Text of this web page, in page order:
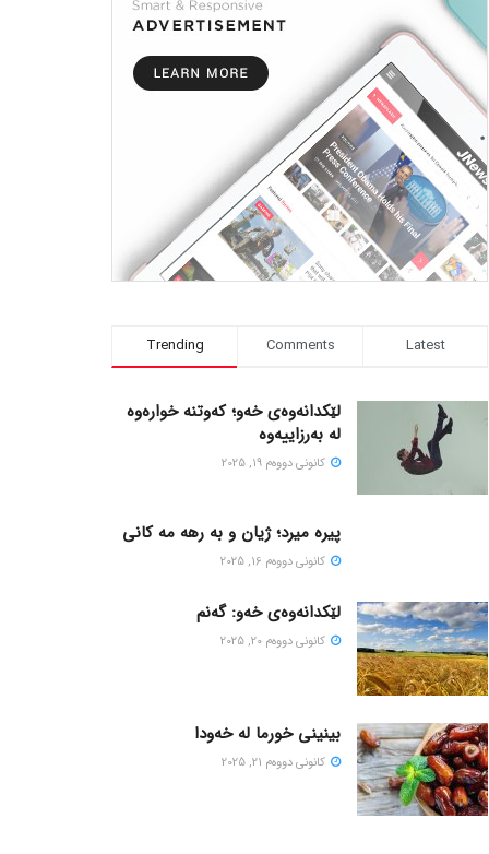
Trending Comments Latest
لێکدانەوەی خەو؛ کەوتنە خوارەوە
لە بەرزاییەوە
كانونی دووه‌م 19, 2025
پیره میرد؛ ژیان و به رهه مه کانی
كانونی دووه‌م 16, 2025
لێکدانەوەی خەو: گەنم
كانونی دووه‌م 20, 2025
بینینی خورما لە خەودا
كانونی دووه‌م 21, 2025